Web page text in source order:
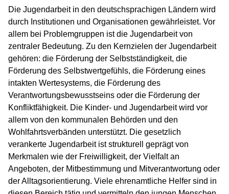
Die Jugendarbeit in den deutschsprachigen Ländern wird
durch Institutionen und Organisationen gewährleistet. Vor
allem bei Problemgruppen ist die Jugendarbeit von
zentraler Bedeutung. Zu den Kernzielen der Jugendarbeit
gehören: die Förderung der Selbstständigkeit, die
Förderung des Selbstwertgefühls, die Förderung eines
intakten Wertesystems, die Förderung des
Verantwortungsbewusstseins oder die Förderung der
Konfliktfähigkeit. Die Kinder- und Jugendarbeit wird vor
allem von den kommunalen Behörden und den
Wohlfahrtsverbänden unterstützt. Die gesetzlich
verankerte Jugendarbeit ist strukturell geprägt von
Merkmalen wie der Freiwilligkeit, der Vielfalt an
Angeboten, der Mitbestimmung und Mitverantwortung oder
der Alltagsorientierung. Viele ehrenamtliche Helfer sind in